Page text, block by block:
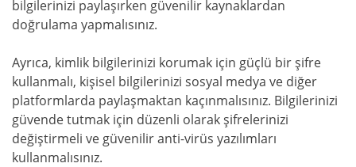
bilgilerinizi paylaşırken güvenilir kaynaklardan
doğrulama yapmalısınız.
Ayrıca, kimlik bilgilerinizi korumak için güçlü bir şifre
kullanmalı, kişisel bilgilerinizi sosyal medya ve diğer
platformlarda paylaşmaktan kaçınmalısınız. Bilgilerinizi
güvende tutmak için düzenli olarak şifrelerinizi
değiştirmeli ve güvenilir anti-virüs yazılımları
kullanmalısınız.